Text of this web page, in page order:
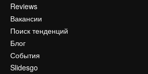
Reviews
Вакансии
Поиск тенденций
Блог
События
Slidesgo